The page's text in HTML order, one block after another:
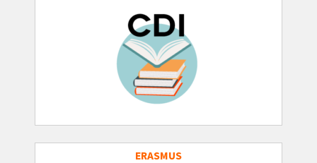
ERASMUS